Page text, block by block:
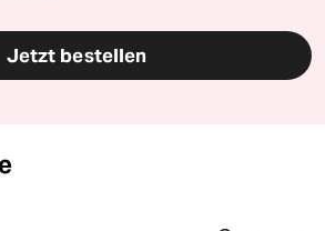
Jetzt bestellen